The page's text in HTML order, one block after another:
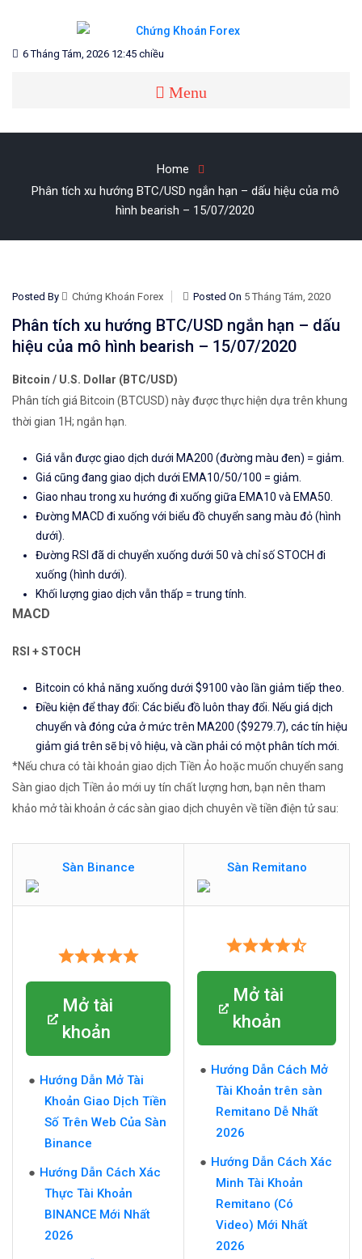
content
CHỨNG KHOÁN FOREX
Blog chia sẻ về Chứng Khoán và Forex
6 Tháng Tám, 2026 12:45 chiều
Menu
Home
Phân tích xu hướng BTC/USD ngắn hạn – dấu hiệu của mô
hình bearish – 15/07/2020
Posted By Chứng Khoán Forex Posted On 5 Tháng Tám, 2020
Phân tích xu hướng BTC/USD ngắn hạn – dấu
hiệu của mô hình bearish – 15/07/2020
Bitcoin / U.S. Dollar (BTC/USD)
Phân tích giá Bitcoin (BTCUSD) này được thực hiện dựa trên khung
thời gian 1H; ngắn hạn.
Giá vẫn được giao dịch dưới MA200 (đường màu đen) = giảm.
Giá cũng đang giao dịch dưới EMA10/50/100 = giảm.
Giao nhau trong xu hướng đi xuống giữa EMA10 và EMA50.
Đường MACD đi xuống với biểu đồ chuyển sang màu đỏ (hình
dưới).
Đường RSI đã di chuyển xuống dưới 50 và chỉ số STOCH đi
xuống (hình dưới).
Khối lượng giao dịch vẫn thấp = trung tính.
MACD
RSI +STOCH
Bitcoin có khả năng xuống dưới $9100 vào lần giảm tiếp theo.
Điều kiện để thay đổi: Các biểu đồ luôn thay đổi. Nếu giá dịch
chuyển và đóng cửa ở mức trên MA200 ($9279.7), các tín hiệu
giảm giá trên sẽ bị vô hiệu, và cần phải có một phân tích mới.
*Nếu chưa có tài khoản giao dịch Tiền Ảo hoặc muốn chuyển sang
Sàn giao dịch Tiền ảo mới uy tín chất lượng hơn, bạn nên tham
khảo mở tài khoản ở các sàn giao dịch chuyên về tiền điện tử sau:
Sàn Binance Sàn Remitano
Mở tài
khoản
Hướng Dẫn Mở Tài
Khoản Giao Dịch Tiền
Số Trên Web Của Sàn
Binance
Hướng Dẫn Cách Xác
Thực Tài Khoản
BINANCE Mới Nhất
2026
Mở tài
khoản
Hướng Dẫn Cách Mở
Tài Khoản trên sàn
Remitano Dễ Nhất
2026
Hướng Dẫn Cách Xác
Minh Tài Khoản
Remitano (Có
Video) Mới Nhất
2026